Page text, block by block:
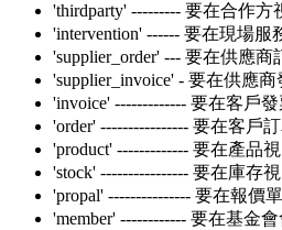
'thirdparty' --------- 要在合作
'intervention' ------ 要在現場
'supplier_order' --- 要在供應
'supplier_invoice' - 要在供應
'invoice' ------------- 要在客戶
'order' ---------------- 要在客戶
'product' ------------- 要在產品
'stock' ---------------- 要在庫存
'propal' --------------- 要在報價
'member' ------------ 要在基金